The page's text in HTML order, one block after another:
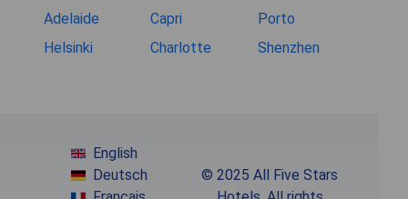
Adelaide
Capri
Porto
Helsinki
Charlotte Shenzhen
English
Deutsch
© 2025 All Five Stars